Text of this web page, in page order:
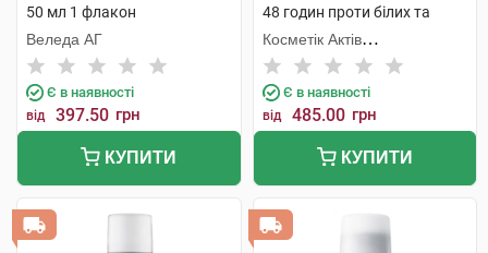
50 мл 1 флакон
Веледа АГ
Є в наявності
від 397.50 грн
КУПИТИ
48 годин проти білих та
жовтих плям на одязі, для
чоловіків 50 мл 1 флакон
Косметік Актів
Інтернаціональ
Є в наявності
від 485.00 грн
КУПИТИ